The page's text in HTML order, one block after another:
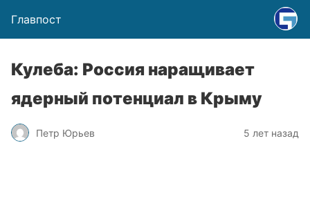
Главпост
Кулеба: Россия наращивает
ядерный потенциал в Крыму
Петр Юрьев 5 лет назад